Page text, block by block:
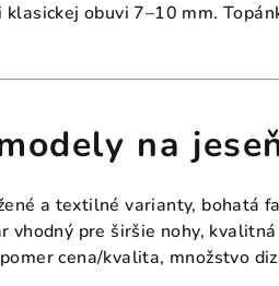
obuvi 7–10 mm.
na
a textilné varianty, bohatá
vhodný pre širšie nohy, kvalitná
cena/kvalita, množstvo